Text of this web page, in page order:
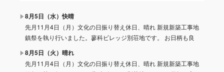
8月5日（水）快晴
先月11月4日（月）文化の日振り替え休日、晴れ 新規新築工事地
鎮祭を執り行いました。蓼科ビレッジ別荘地です。 お日柄も良
8月5日（火）晴れ
先月11月4日（月）文化の日振り替え休日、晴れ 新規新築工事地